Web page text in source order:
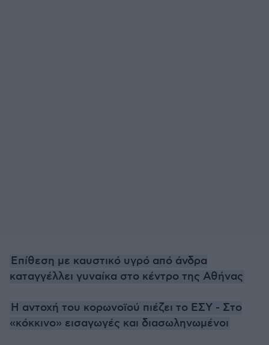
Επίθεση με καυστικό υγρό από άνδρα
καταγγέλλει γυναίκα στο κέντρο της Αθήνας
Η αντοχή του κορωνοϊού πιέζει το ΕΣΥ - Στο
«κόκκινο» εισαγωγές και διασωληνωμένοι